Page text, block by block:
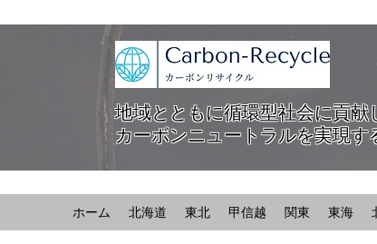
地域とともに循環型社会に貢献
カーボンニュートラルを実現す
ホーム 北海道 東北 甲信越 関東 東海